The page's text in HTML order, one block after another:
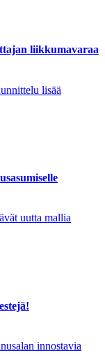
liikkumavaraa
lisää
uutta mallia
innostavia